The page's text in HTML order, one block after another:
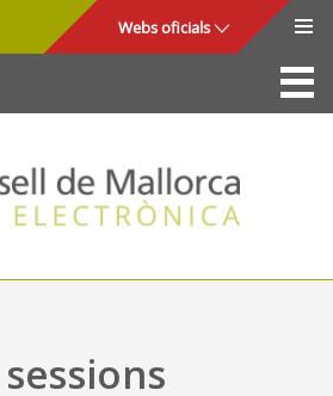
Webs oficials
La Seu
Consell de Mallorca
Accés i seguretat
Utilitats